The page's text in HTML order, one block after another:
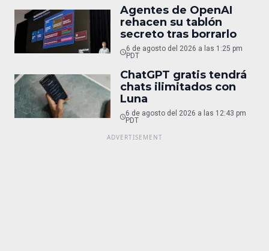
Agentes de OpenAI
rehacen su tablón
secreto tras borrarlo
6 de agosto del 2026 a las 1:25 pm
PDT
ChatGPT gratis tendrá
chats ilimitados con
Luna
6 de agosto del 2026 a las 12:43 pm
PDT